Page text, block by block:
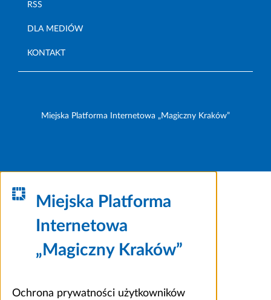
RSS
DLA MEDIÓW
KONTAKT
Miejska Platforma Internetowa „Magiczny Kraków”
Miejska Platforma
Internetowa
„Magiczny Kraków”
Ochrona prywatności użytkowników